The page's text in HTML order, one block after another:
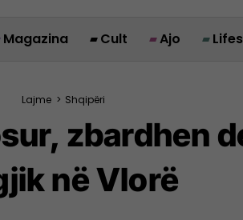
Magazina Cult Ajo
Lajme > Shqipëri
zbardhen
në Vlorë